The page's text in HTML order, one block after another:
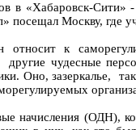
в «Хабаровск-
Москву, где
относит к
чудесные
Оно, зазеркалье,
(ОДН),